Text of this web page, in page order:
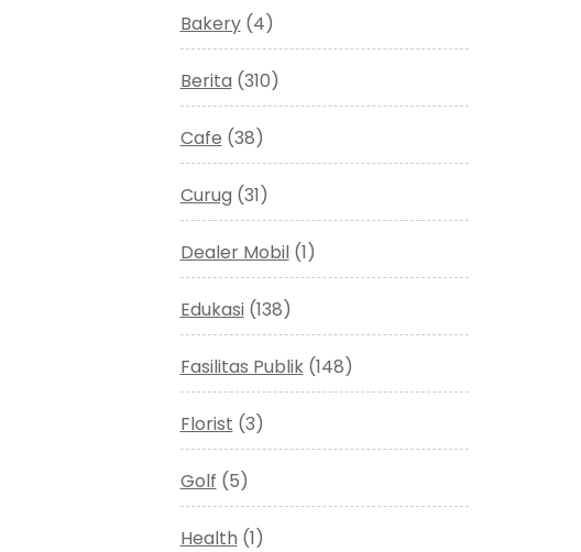
Bakery(4)
Berita (310)
Cafe (38)
Curug (31)
Dealer Mobil(1)
Edukasi(138)
Fasilitas Publik(148)
Florist (3)
Golf (5)
Health (1)